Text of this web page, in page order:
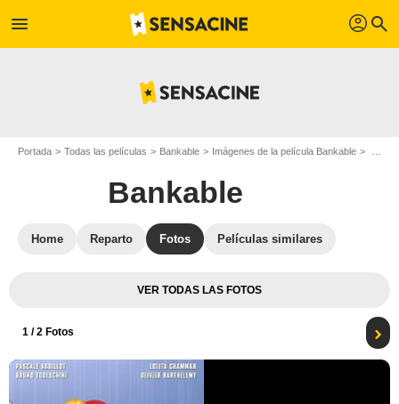
menu profil search
Portada Todas las películas Bankable Imágenes de la película Bankable
Bankable
Home Reparto Fotos Películas similares
VER TODAS LAS FOTOS
1 / 2 Fotos